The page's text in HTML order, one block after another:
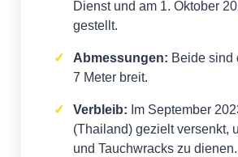
Dienst und am 1. Oktober
gestellt.
Abmessungen: Beide sind
7 Meter breit.
Verbleib: Im September
(Thailand) gezielt versenkt,
und Tauchwracks zu dienen.